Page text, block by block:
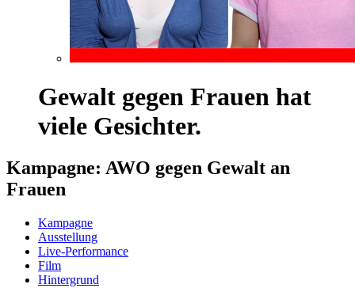
Gewalt gegen Frauen hat
viele Gesichter.
Kampagne: AWO gegen Gewalt an
Frauen
Kampagne
Ausstellung
Live-Performance
Film
Hintergrund